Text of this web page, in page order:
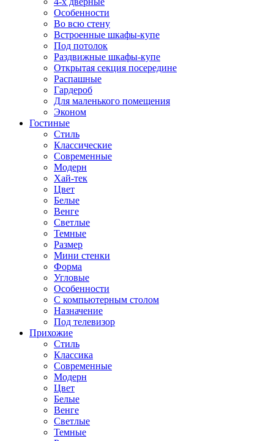
Особенности
Во всю стену
Встроенные шкафы-купе
Под потолок
Раздвижные шкафы-купе
Открытая секция посередине
Распашные
Гардероб
Для маленького помещения
Эконом
Гостиные
Стиль
Классические
Современные
Модерн
Хай-тек
Цвет
Белые
Венге
Светлые
Темные
Размер
Мини стенки
Форма
Угловые
Особенности
С компьютерным столом
Назначение
Под телевизор
Прихожие
Стиль
Классика
Современные
Модерн
Цвет
Белые
Венге
Светлые
Темные